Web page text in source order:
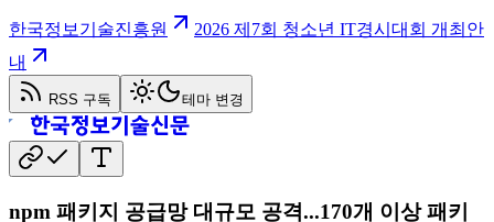
한국정보기술진흥원
2026 제7회 청소년 IT경시대회 개최안
내
RSS 구독 테마 변경
npm 패키지 공급망 대규모 공격...170개 이상 패키